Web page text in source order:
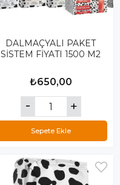
DALMAÇYALI PAKET
SİSTEM FİYATI 1500 M2
₺650,00
Sepete Ekle